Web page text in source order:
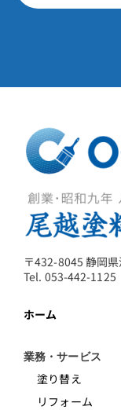
〒432-8045 静岡
Tel. 053-442-
ホーム
業務・サービス
塗り替え
リフォーム